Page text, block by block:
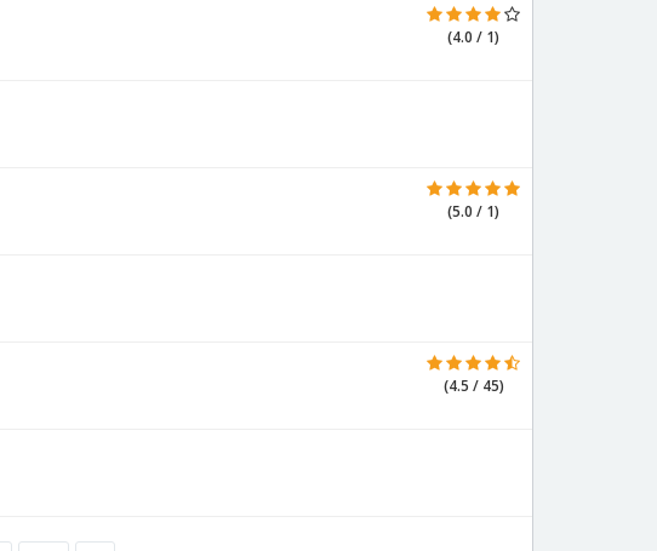
(4.0 / 1)
(5.0 / 1)
(4.5 / 45)